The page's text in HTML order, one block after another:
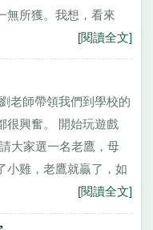
無所獲。我想，看來
[閱讀全文]
老師帶領我們到學校的
很興奮。 開始玩遊戲
大家選一名老鷹，母
小雞，老鷹就贏了，如
[閱讀全文]